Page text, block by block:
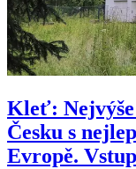
Kleť: Nejvýše
Česku s
Evropě.